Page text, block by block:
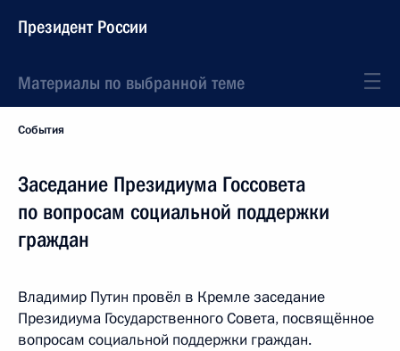
Президент России
Материалы по выбранной теме
События
Заседание Президиума Госсовета
по вопросам социальной поддержки
граждан
Владимир Путин провёл в Кремле заседание
Президиума Государственного Совета, посвящённое
вопросам социальной поддержки граждан.